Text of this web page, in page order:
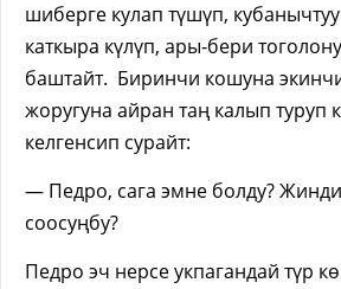
шиберге кулап түшүп,
каткыра күлүп, ары-бери
баштайт. Биринчи кошуна
жоругуна айран таң калып туруп
келгенсип сурайт:
— Педро, сага эмне болду?
соосуңбу?
Педро эч нерсе укпагандай түр